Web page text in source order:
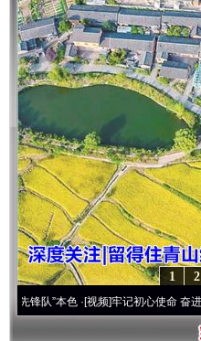
2
1
·[视频]牢记初心使命 奋进复兴征程